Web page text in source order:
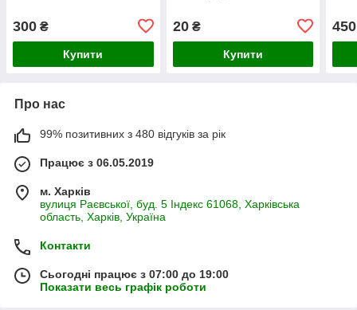
300 ₴
Купити
20₴
Купити
450
Про нас
99% позитивних з 480 відгуків за рік
Працює з 06.05.2019
м. Харків
вулиця Раєвської, буд. 5 Індекс 61068, Харківська
область, Харків, Україна
Контакти
Сьогодні працює з 07:00 до 19:00
Показати весь графік роботи